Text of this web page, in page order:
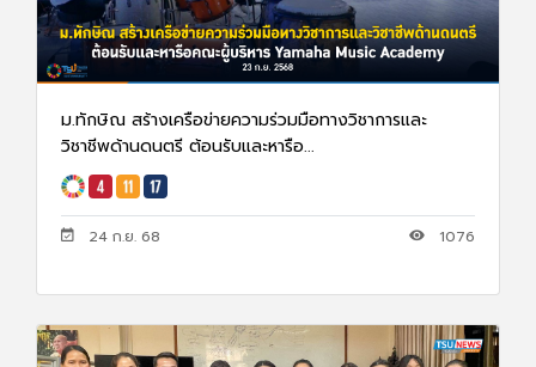
ม.ทักษิณ สร้างเครือข่ายความร่วมมือทางวิชาการและ
วิชาชีพด้านดนตรี ต้อนรับและหารือ...
24 ก.ย. 68 1076